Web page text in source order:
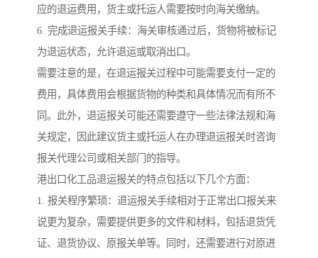
应的退运费用，货主或托运人需要按时向海关缴纳。
6. 完成退运报关手续：海关审核通过后，货物将被标记
为退运状态，允许退运或取消出口。
需要注意的是，在退运报关过程中可能需要支付一定的
费用，具体费用会根据货物的种类和具体情况而有所不
同。此外，退运报关可能还需要遵守一些法律法规和海
关规定，因此建议货主或托运人在办理退运报关时咨询
报关代理公司或相关部门的指导。
港出口化工品退运报关的特点包括以下几个方面：
1. 报关程序繁琐：退运报关手续相对于正常出口报关来
说更为复杂，需要提供更多的文件和材料，包括退货凭
证、退货协议、原报关单等。同时，还需要进行对原进